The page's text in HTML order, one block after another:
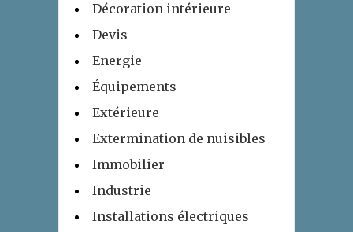
Décoration intérieure
Devis
Energie
Équipements
Extérieure
Extermination de nuisibles
Immobilier
Industrie
Installations électriques